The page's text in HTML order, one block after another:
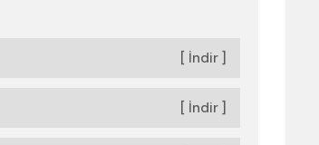
[ İndir ]
[ İndir ]